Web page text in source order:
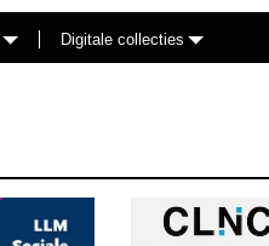
Digitale collecties